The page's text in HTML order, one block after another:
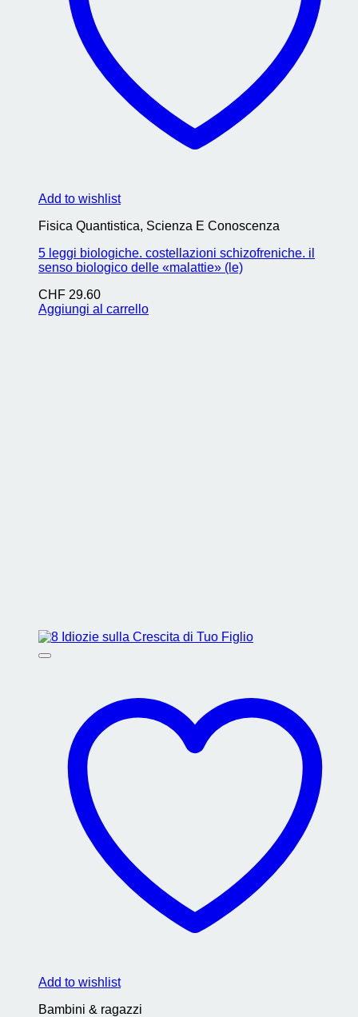
Add to wishlist
Fisica Quantistica, Scienza E Conoscenza
5 leggi biologiche. costellazioni schizofreniche. il
senso biologico delle «malattie» (le)
CHF 29.60
Aggiungi al carrello
Add to wishlist
Bambini & ragazzi